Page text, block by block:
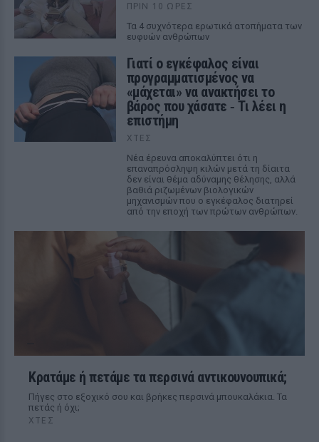
ΠΡΙΝ 10 ΏΡΕΣ
Τα 4 συχνότερα ερωτικά ατοπήματα των
ευφυών ανθρώπων
Γιατί ο εγκέφαλος είναι
προγραμματισμένος να
«μάχεται» να ανακτήσει το
βάρος που χάσατε ‑ Τι λέει η
επιστήμη
ΧΤΕΣ
Νέα έρευνα αποκαλύπτει ότι η
επαναπρόσληψη κιλών μετά τη δίαιτα
δεν είναι θέμα αδύναμης θέλησης, αλλά
βαθιά ριζωμένων βιολογικών
μηχανισμών που ο εγκέφαλος διατηρεί
από την εποχή των πρώτων ανθρώπων.
Κρατάμε ή πετάμε τα περσινά αντικουνουπικά;
Πήγες στο εξοχικό σου και βρήκες περσινά μπουκαλάκια. Τα
πετάς ή όχι;
ΧΤΕΣ